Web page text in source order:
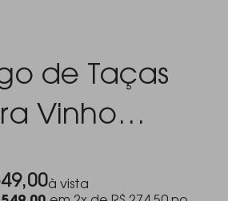
de Taças
Vinho
Riedel
à vista